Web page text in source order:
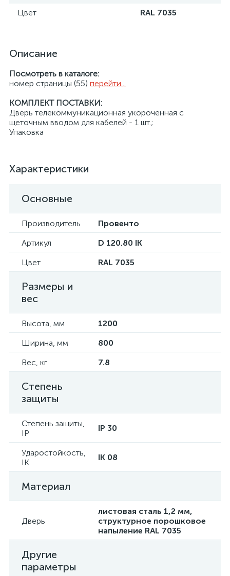
Цвет
RAL 7035
Описание
Посмотреть в каталоге:
номер страницы (55) перейти...
КОМПЛЕКТ ПОСТАВКИ:
Дверь телекоммуникационная укороченная с
щеточным вводом для кабелей - 1 шт.;
Упаковка
Характеристики
Основные
Производитель
Провенто
Артикул
D 120.80 IK
Цвет
RAL 7035
Размеры и
вес
Высота, мм
1200
Ширина, мм
800
Вес, кг
7.8
Степень
защиты
Степень защиты,
IP
IP 30
Ударостойкость,
IK
IK 08
Материал
Дверь
листовая сталь 1,2 мм,
структурное порошковое
напыление RAL 7035
Другие
параметры